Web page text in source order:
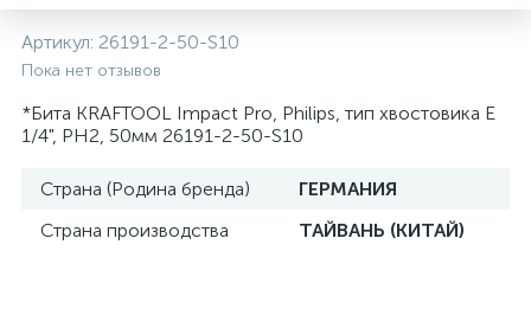
Артикул: 26191-2-50-S10
Пока нет отзывов
*Бита KRAFTOOL Impact Pro, Philips, тип хвостовика E
1/4", PH2, 50мм 26191-2-50-S10
Страна (Родина бренда)
ГЕРМАНИЯ
Страна производства
ТАЙВАНЬ (КИТАЙ)